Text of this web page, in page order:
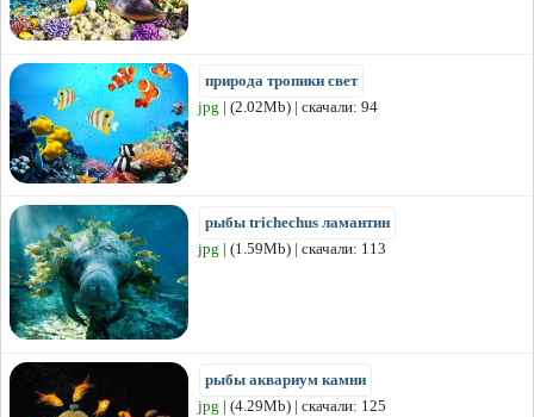
природа тропики свет
jpg | (2.02Mb) | скачали: 94
рыбы trichechus ламантин
jpg | (1.59Mb) | скачали: 113
рыбы аквариум камни
jpg | (4.29Mb) | скачали: 125